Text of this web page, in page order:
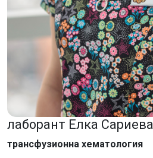
лаборант Елка Сариева
трансфузионна хематология